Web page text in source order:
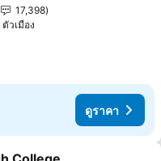
17,398
วเมือง
ดูราคา